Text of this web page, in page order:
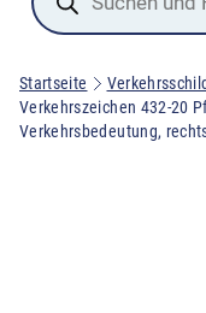
Startseite
Verkehrszeichen 432-20
Verkehrsbedeutung,